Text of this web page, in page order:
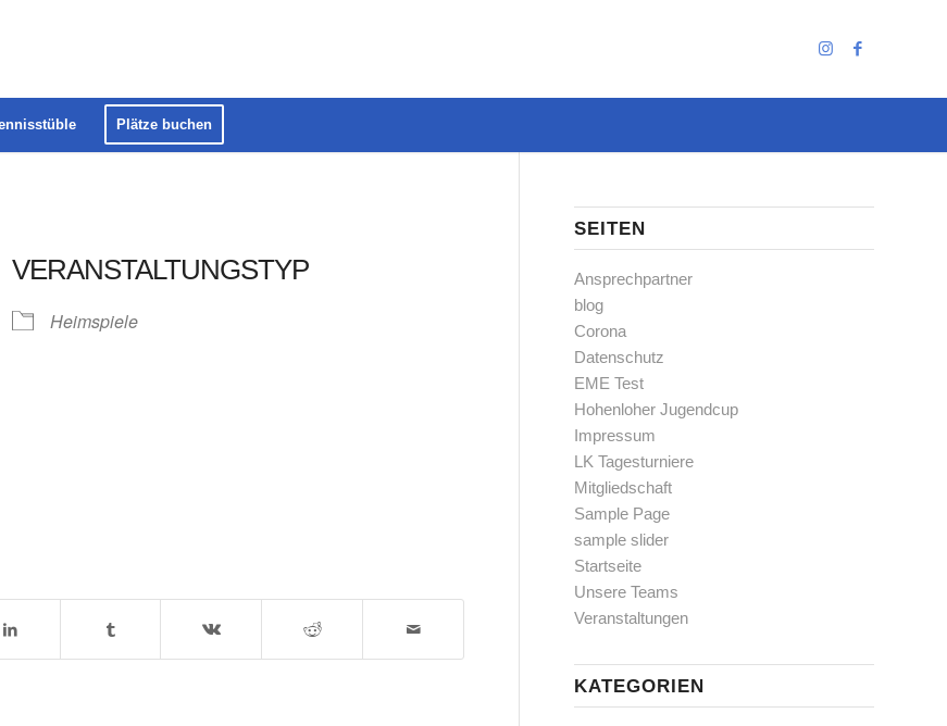
Plätze buchen
VERANSTALTUNGSTYP
Heimspiele
SEITEN
Ansprechpartner
blog
Corona
Datenschutz
EME Test
Hohenloher Jugendcup
Impressum
LK Tagesturniere
Mitgliedschaft
Sample Page
sample slider
Startseite
Unsere Teams
Veranstaltungen
KATEGORIEN